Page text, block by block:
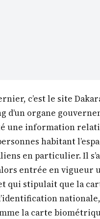
c’est le site
d’un organe
une information
habitant
en particulier. Il
entrée en vigueur
qui stipulait que la
la carte